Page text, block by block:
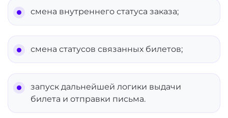
смена внутреннего статуса заказа;
смена статусов связанных билетов;
запуск дальнейшей логики выдачи
билета и отправки письма.